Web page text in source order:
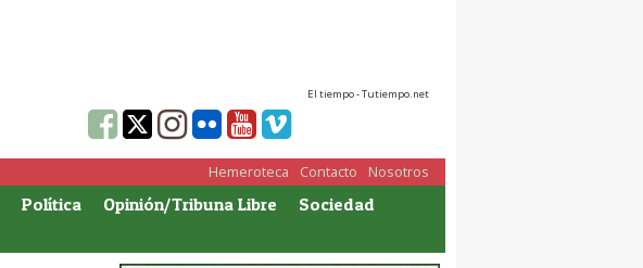
El tiempo - Tutiempo.net
Nosotros
Contacto
Hemeroteca
Política Opinión/Tribuna Libre
Sociedad